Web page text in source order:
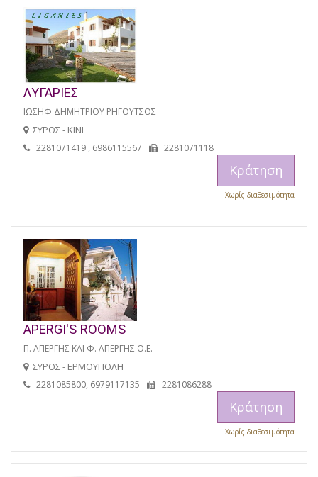
ΛΥΓΑΡΙΕΣ
ΙΩΣΗΦ ΔΗΜΗΤΡΙΟΥ ΡΗΓΟΥΤΣΟΣ
ΣΥΡΟΣ - ΚΙΝΙ
2281071419 , 6986115567 2281071118
Κράτηση
Χωρίς διαθεσιμότητα
APERGI'S ROOMS
Π. ΑΠΕΡΓΗΣ ΚΑΙ Φ. ΑΠΕΡΓΗΣ Ο.Ε.
ΣΥΡΟΣ - ΕΡΜΟΥΠΟΛΗ
2281085800, 6979117135 2281086288
Κράτηση
Χωρίς διαθεσιμότητα